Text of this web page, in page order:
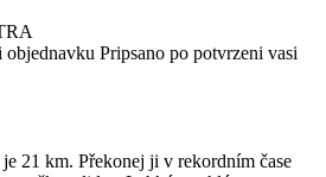
objednavku Pripsano po potvrzeni vasi
21 km. Překonej ji v rekordním čase